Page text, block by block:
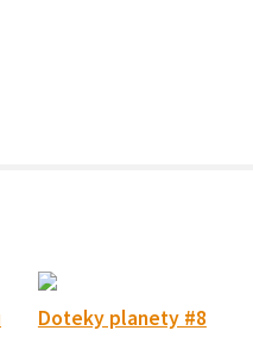
Doteky planety #8